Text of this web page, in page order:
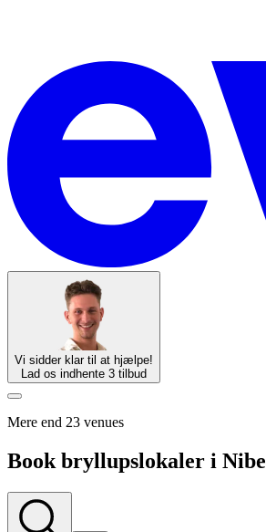
Vi sidder klar til at hjælpe!
Lad os indhente 3 tilbud
Mere end 23 venues
Book bryllupslokaler i Nibe